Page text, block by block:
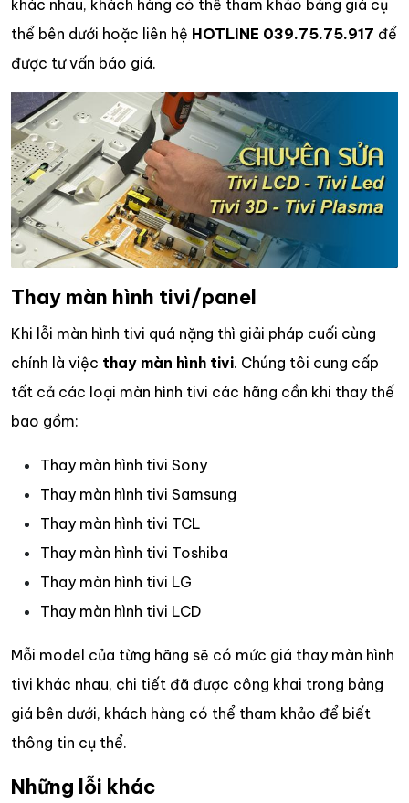
khác nhau, khách hàng có thể tham khảo bảng giá cụ
thể bên dưới hoặc liên hệ HOTLINE 039.75.75.917 để
được tư vấn báo giá.
Thay màn hình tivi/panel
Khi lỗi màn hình tivi quá nặng thì giải pháp cuối cùng
chính là việc thay màn hình tivi. Chúng tôi cung cấp
tất cả các loại màn hình tivi các hãng cần khi thay thế
bao gồm:
Thay màn hình tivi Sony
Thay màn hình tivi Samsung
Thay màn hình tivi TCL
Thay màn hình tivi Toshiba
Thay màn hình tivi LG
Thay màn hình tivi LCD
Mỗi model của từng hãng sẽ có mức giá thay màn hình
tivi khác nhau, chi tiết đã được công khai trong bảng
giá bên dưới, khách hàng có thể tham khảo để biết
thông tin cụ thể.
Những lỗi khác